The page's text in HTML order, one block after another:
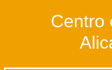
Centro